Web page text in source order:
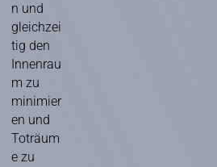
n und
gleichzei
tig den
Innenrau
m zu
minimier
en und
Toträum
e zu